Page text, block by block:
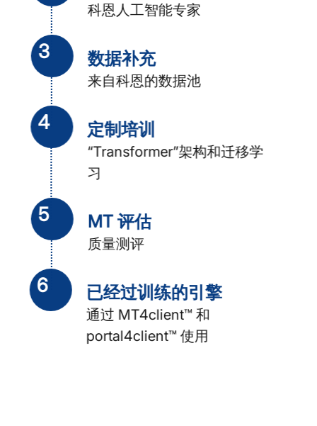
科恩人工智能专家
3 数据补充
来自科恩的数据池
4 定制培训
“Transformer”架构和迁移学
习
5 MT 评估
质量测评
6 已经过训练的引擎
通过 MT4client™ 和
portal4client™ 使用